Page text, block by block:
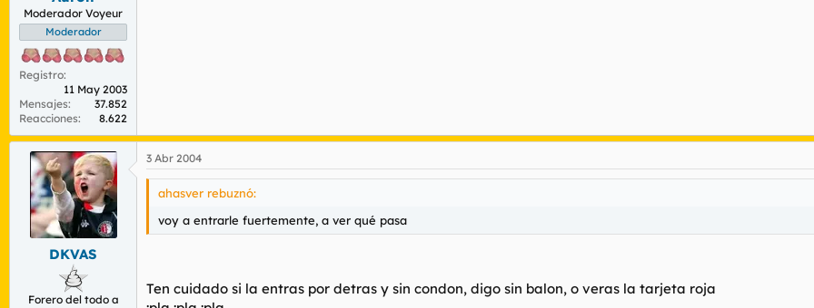
Moderador Voyeur
Moderador
Registro
11 May 2003
Mensajes
37.852
Reacciones
8.622
DKVAS
Forero del todo a
3 Abr 2004
ahasver rebuznó:
voy a entrarle fuertemente, a ver qué pasa
Ten cuidado si la entras por detras y sin condon, digo sin balon, o veras la tarjeta roja